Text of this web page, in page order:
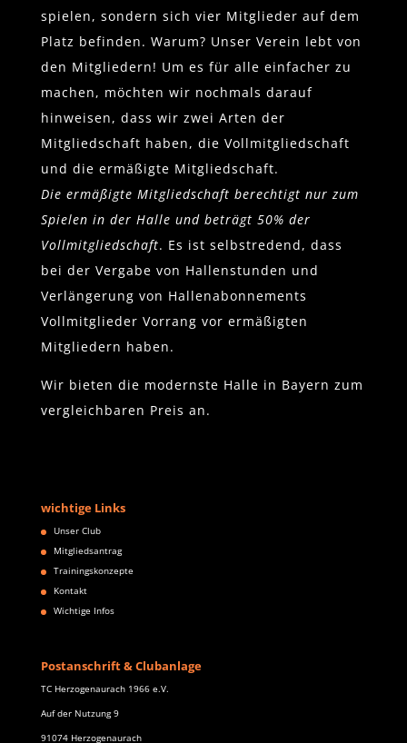
spielen, sondern sich vier Mitglieder auf dem
Platz befinden. Warum? Unser Verein lebt von
den Mitgliedern! Um es für alle einfacher zu
machen, möchten wir nochmals darauf
hinweisen, dass wir zwei Arten der
Mitgliedschaft haben, die Vollmitgliedschaft
und die ermäßigte Mitgliedschaft.
Die ermäßigte Mitgliedschaft berechtigt nur zum
Spielen in der Halle und beträgt 50% der
Vollmitgliedschaft. Es ist selbstredend, dass
bei der Vergabe von Hallenstunden und
Verlängerung von Hallenabonnements
Vollmitglieder Vorrang vor ermäßigten
Mitgliedern haben.
Wir bieten die modernste Halle in Bayern zum
vergleichbaren Preis an.
wichtige Links
Unser Club
Mitgliedsantrag
Trainingskonzepte
Kontakt
Wichtige Infos
Postanschrift & Clubanlage
TC Herzogenaurach 1966 e.V.
Auf der Nutzung 9
91074 Herzogenaurach